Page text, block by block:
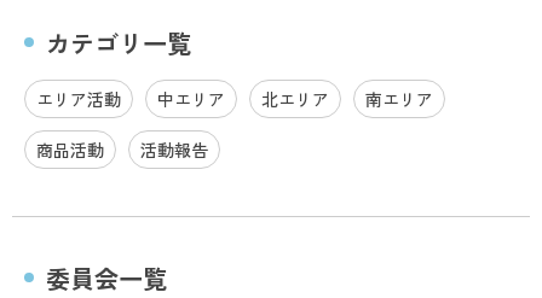
カテゴリ一覧
エリア活動 中エリア 北エリア 南エリア
商品活動 活動報告
委員会一覧